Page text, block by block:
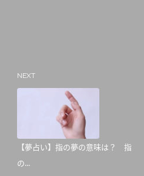
NEXT
【夢占い】指の夢の意味は？ 指
の...